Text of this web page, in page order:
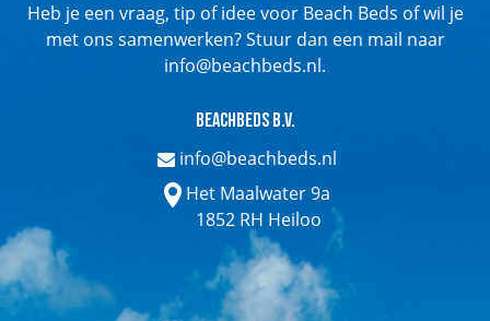
Heb je een vraag, tip of idee voor Beach Beds of wil je
met ons samenwerken? Stuur dan een mail naar
info@beachbeds.nl.
Beachbeds B.V.
info@beachbeds.nl
Het Maalwater 9a
1852 RH Heiloo